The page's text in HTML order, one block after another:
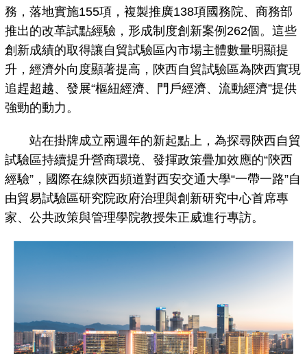
務，落地實施155項，複製推廣138項國務院、商務部
推出的改革試點經驗，形成制度創新案例262個。這些
創新成績的取得讓自貿試驗區內市場主體數量明顯提
升，經濟外向度顯著提高，陝西自貿試驗區為陝西實現
追趕超越、發展“樞紐經濟、門戶經濟、流動經濟”提供
強勁的動力。
站在掛牌成立兩週年的新起點上，為探尋陝西自貿
試驗區持續提升營商環境、發揮政策疊加效應的“陝西
經驗”，國際在線陝西頻道對西安交通大學“一帶一路”自
由貿易試驗區研究院政府治理與創新研究中心首席專
家、公共政策與管理學院教授朱正威進行專訪。